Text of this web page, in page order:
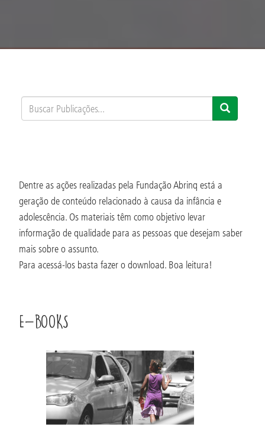
Buscar
Publicações...
Busca
Dentre as ações realizadas pela Fundação Abrinq está a
geração de conteúdo relacionado à causa da infância e
adolescência. Os materiais têm como objetivo levar
informação de qualidade para as pessoas que desejam saber
mais sobre o assunto.
Para acessá-los basta fazer o download. Boa leitura!
E-BOOKS